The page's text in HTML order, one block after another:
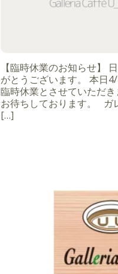
【臨時休業のお知らせ】
がとうございます。 本日
臨時休業とさせていただ
お待ちしております。
[…]